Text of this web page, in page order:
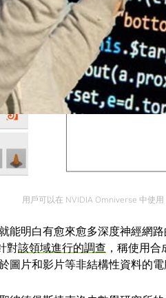
用戶可以在 NVIDIA Omniverse 中使
能明白有愈來愈多深度神經網
對該領域進行的調查 ，稱使用
圖片和影片等非結構性資料的電